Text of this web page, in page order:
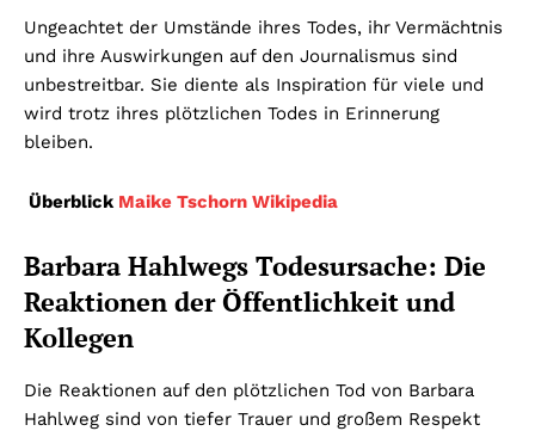
Ungeachtet der Umstände ihres Todes, ihr Vermächtnis
und ihre Auswirkungen auf den Journalismus sind
unbestreitbar. Sie diente als Inspiration für viele und
wird trotz ihres plötzlichen Todes in Erinnerung
bleiben.
Überblick Maike Tschorn Wikipedia
Barbara Hahlwegs Todesursache: Die
Reaktionen der Öffentlichkeit und
Kollegen
Die Reaktionen auf den plötzlichen Tod von Barbara
Hahlweg sind von tiefer Trauer und großem Respekt